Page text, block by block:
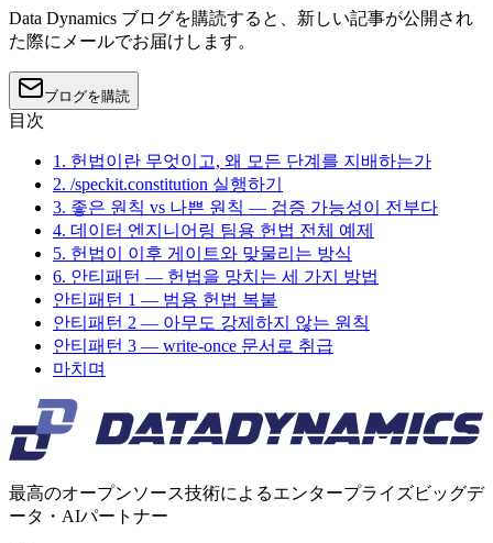
Data Dynamics ブログを購読すると、新しい記事が公開され
た際にメールでお届けします。
ブログを購読
目次
1. 헌법이란 무엇이고, 왜 모든 단계를 지배하는가
2. /speckit.constitution 실행하기
3. 좋은 원칙 vs 나쁜 원칙 — 검증 가능성이 전부다
4. 데이터 엔지니어링 팀용 헌법 전체 예제
5. 헌법이 이후 게이트와 맞물리는 방식
6. 안티패턴 — 헌법을 망치는 세 가지 방법
안티패턴 1 — 범용 헌법 복붙
안티패턴 2 — 아무도 강제하지 않는 원칙
안티패턴 3 — write-once 문서로 취급
마치며
最高のオープンソース技術によるエンタープライズビッグデ
ータ・AIパートナー